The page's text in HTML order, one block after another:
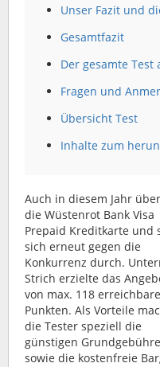
Unser Fazit und
Gesamtfazit
Der gesamte Test
Fragen und
Übersicht Test
Inhalte zum
Auch in diesem Jahr
die Wüstenrot Bank Visa
Prepaid Kreditkarte und
sich erneut gegen die
Konkurrenz durch.
Strich erzielte das
von max. 118
Punkten. Als Vorteile
die Tester speziell die
günstigen
sowie die kostenfreie